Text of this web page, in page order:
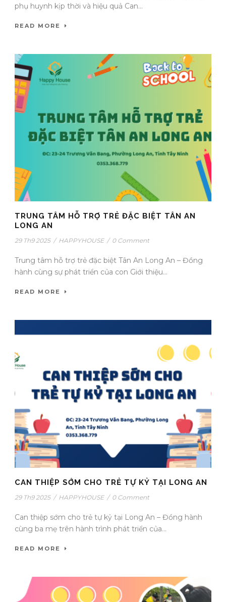
phụ huynh kịp thời và hiệu quả Can...
READ MORE
TRUNG TÂM HỖ TRỢ TRẺ ĐẶC BIỆT TÂN AN
LONG AN
29 Th9 2025 / HAPPYHOUSE / 0 Comment
Trung tâm hỗ trợ trẻ đặc biệt Tân An Long An – Đồng
hành cùng sự phát triển của con Giới thiệu...
READ MORE
CAN THIỆP SỚM CHO TRẺ TỰ KỶ TẠI LONG AN
29 Th9 2025 / HAPPYHOUSE / 0 Comment
Can thiệp sớm cho trẻ tự kỷ tại Long An – Đồng hành
cùng ba mẹ trên hành trình phát triển của...
READ MORE